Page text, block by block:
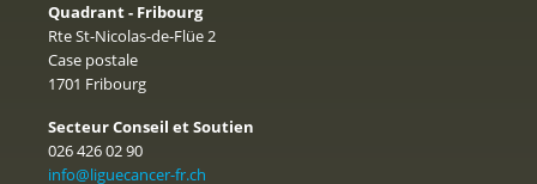
Quadrant - Fribourg
Rte St-Nicolas-de-Flüe 2
Case postale
1701 Fribourg
Secteur Conseil et Soutien
026 426 02 90
info@liguecancer-fr.ch